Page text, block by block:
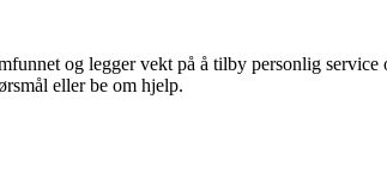
og legger vekt på å tilby personlig
eller be om hjelp.